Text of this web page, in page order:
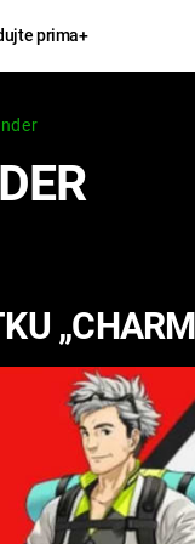
prima+
CHUCK
NORRIS